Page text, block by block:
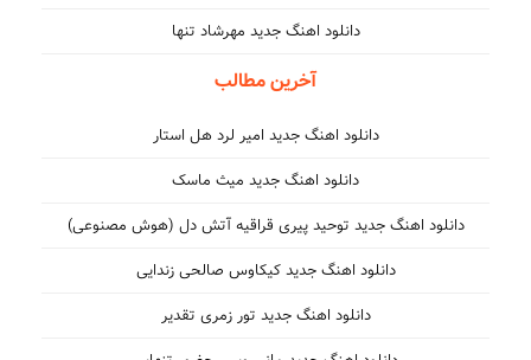
دانلود اهنگ جدید مهرشاد تنها
آخرین مطالب
دانلود اهنگ جدید امیر لرد هل استار
دانلود اهنگ جدید میث ماسک
دانلود اهنگ جدید توحید پیری قراقیه آتش دل (هوش مصنوعی)
دانلود اهنگ جدید کیکاوس صالحی زندایی
دانلود اهنگ جدید تور زمری تقدیر